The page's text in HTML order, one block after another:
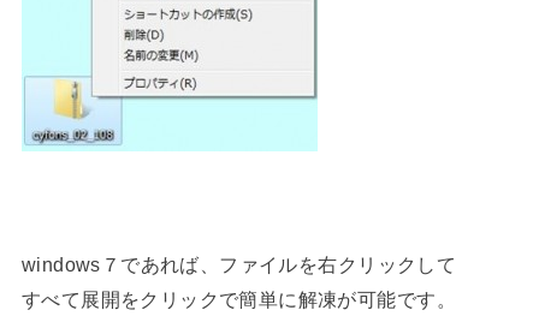
windows７であれば、ファイルを右クリックして
すべて展開をクリックで簡単に解凍が可能です。